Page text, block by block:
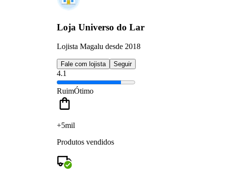
Loja Universo do Lar
Lojista Magalu desde 2018
Fale com lojista Seguir
4.1
RuimÓtimo
+5mil
Produtos vendidos